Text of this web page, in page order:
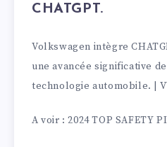
CHATGPT.
Volkswagen intègre
une avancée significative
technologie automobile. |
A voir : 2024 TOP SAFETY